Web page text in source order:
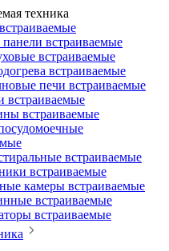
техника
встраиваемые
встраиваемые
встраиваемые
печи встраиваемые
встраиваемые
встраиваемые
встраиваемые
встраиваемые
камеры встраиваемые
встраиваемые
встраиваемые